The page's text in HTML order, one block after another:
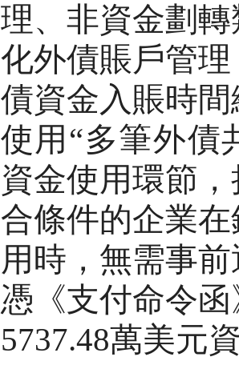
理、非資金劃
化外債賬戶管
債資金入賬時
使用“多筆外債
資金使用環節
合條件的企業
用時，無需事
憑《支付命令
5737.48萬美元